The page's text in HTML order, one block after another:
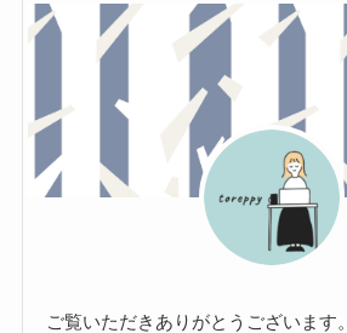
ご覧いただきありがとうございます。